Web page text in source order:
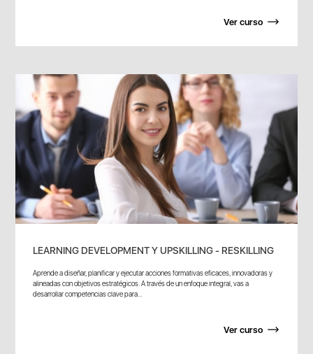
Ver curso
LEARNING DEVELOPMENT Y UPSKILLING - RESKILLING
Aprende a diseñar, planificar y ejecutar acciones formativas eficaces, innovadoras y
alineadas con objetivos estratégicos. A través de un enfoque integral, vas a
desarrollar competencias clave para...
Ver curso